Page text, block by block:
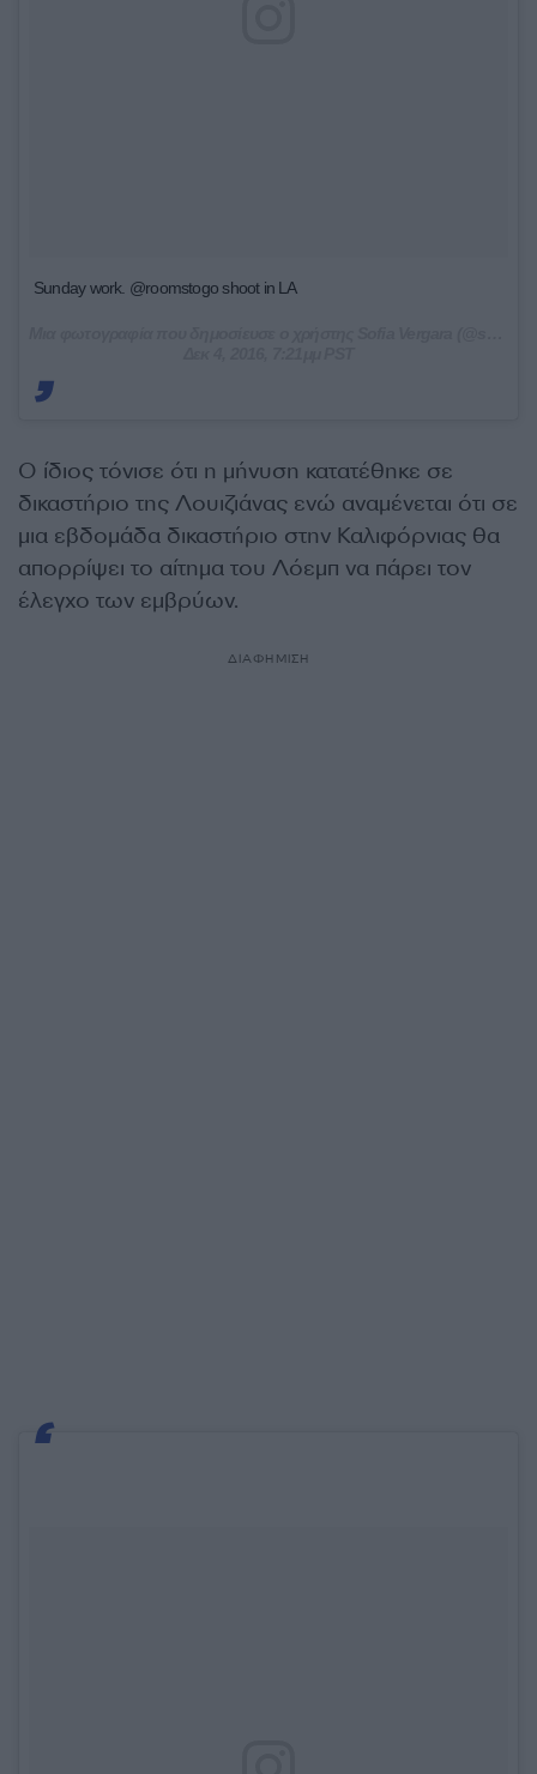
Sunday work. @roomstogo shoot in LA
Ο ίδιος τόνισε ότι η μήνυση κατατέθηκε σε
δικαστήριο της Λουιζιάνας ενώ αναμένεται ότι σε
μια εβδομάδα δικαστήριο στην Καλιφόρνιας θα
απορρίψει το αίτημα του Λόεμπ να πάρει τον
έλεγχο των εμβρύων.
ΔΙΑΦΗΜΙΣΗ